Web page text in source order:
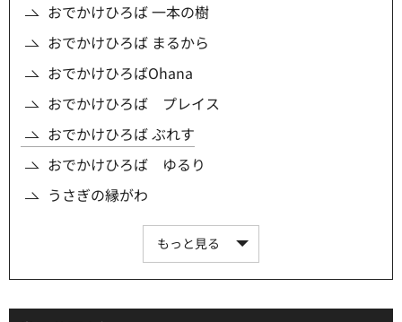
おでかけひろば 一本の樹
おでかけひろば まるから
おでかけひろばOhana
おでかけひろば プレイス
おでかけひろば ぶれす
おでかけひろば ゆるり
うさぎの縁がわ
もっと見る